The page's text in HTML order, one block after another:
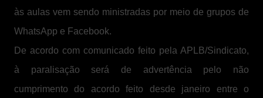
às aulas vem sendo ministradas por meio de grupos de
WhatsApp e Facebook.
De acordo com comunicado feito pela APLB/Sindicato,
à paralisação será de advertência pelo não
cumprimento do acordo feito desde janeiro entre o